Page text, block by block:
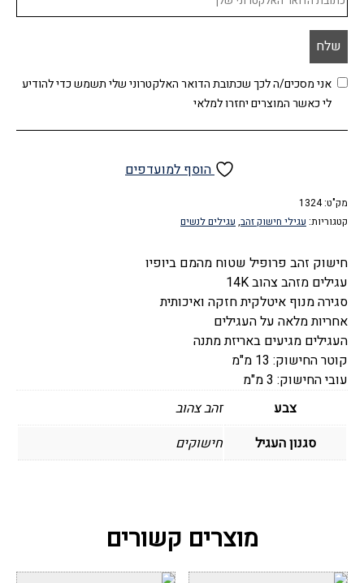
אני מסכים/ה לכך שכתובת הדואר האלקטרוני שלי תשמש כדי להודיע
לי כאשר המוצרים יחזרו למלאי
הוסף למועדפים
מק"ט:1324
קטגוריות: עגילי חישוק זהב, עגילים לנשים
חישוק זהב פרופיל שטוח מהמם ביופיו
עגילים מזהב צהוב 14K
סגירה מנוף איטלקית חזקה ואיכותית
אחריות מלאה על העגילים
העגילים מגיעים באריזת מתנה
קוטר החישוק: 13 מ"מ
עובי החישוק: 3 מ"מ
צבע
זהב צהוב
סגנון העגיל
חישוקים
מוצרים קשורים